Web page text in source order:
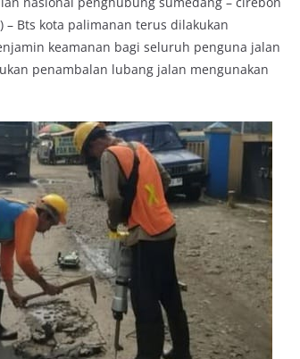
Bts kota palimanan terus dilakukan
keamanan bagi seluruh penguna jalan
penambalan lubang jalan mengunakan